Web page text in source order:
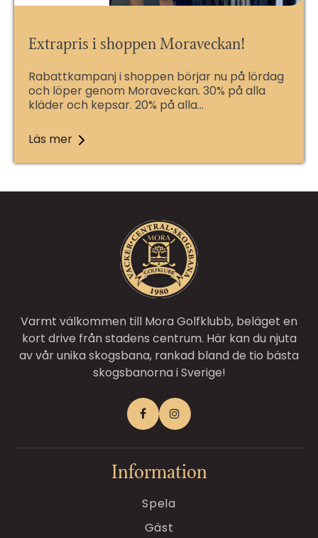
Extrapris i shoppen Moraveckan!
Rabattkampanj i shoppen börjar nu på lördag
och löper genom Moraveckan. 30% på alla
kläder och kepsar. 20% på alla…
Läs mer
Varmt välkommen till Mora Golfklubb, beläget en
kort drive från stadens centrum. Här kan du njuta
av vår unika skogsbana, rankad bland de tio bästa
skogsbanorna i Sverige!
Information
Spela
Gäst